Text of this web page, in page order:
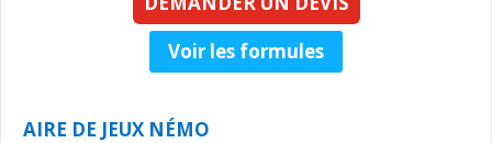
Voir les formules
AIRE DE JEUX NÉMO